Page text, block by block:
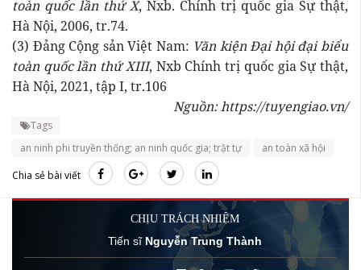
toàn quốc lần thứ X, Nxb. Chính trị quốc gia Sự thật,
Hà Nội, 2006, tr.74.
(3) Đảng Cộng sản Việt Nam: Văn kiện Đại hội đại biểu
toàn quốc lần thứ XIII, Nxb Chính trị quốc gia Sự thật,
Hà Nội, 2021, tập I, tr.106
Nguồn: https://tuyengiao.vn/
Tags
an ninh phi truyền thống; an ninh quốc gia; trật tự
an toàn xã hội
Chia sẻ bài viết
CHỊU TRÁCH NHIỆM
Tiến sĩ Nguyễn Trung Thành